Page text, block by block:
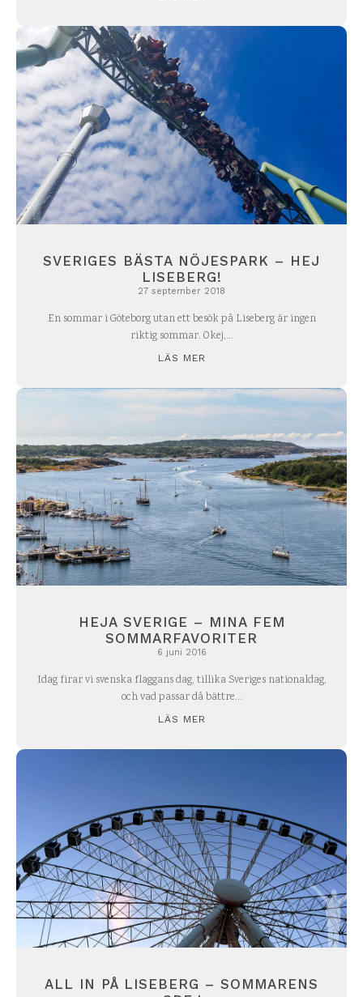
SVERIGES BÄSTA NÖJESPARK – HEJ
LISEBERG!
27 september 2018
En sommar i Göteborg utan ett besök på Liseberg är ingen
riktig sommar. Okej,...
LÄS MER
HEJA SVERIGE – MINA FEM
SOMMARFAVORITER
6 juni 2016
Idag firar vi svenska flaggans dag, tillika Sveriges nationaldag,
och vad passar då bättre...
LÄS MER
ALL IN PÅ LISEBERG – SOMMARENS